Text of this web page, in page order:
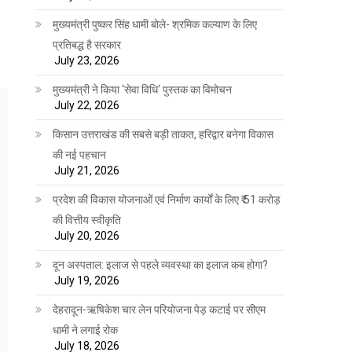
मुख्यमंत्री पुष्कर सिंह धामी बोले- श्रमिक कल्याण के लिए
प्रतिबद्ध है सरकार
July 23, 2026
मुख्यमंत्री ने किया ‘सेवा विधि‘ पुस्तक का विमोचन
July 22, 2026
किसान उत्तराखंड की सबसे बड़ी ताकत, हरिद्वार बनेगा विकास
की नई पहचान
July 21, 2026
प्रदेश की विकास योजनाओं एवं निर्माण कार्यों के लिए ₹ 51 करोड़
की वित्तीय स्वीकृति
July 20, 2026
दून अस्पताल: इलाज से पहले व्यवस्था का इलाज कब होगा?
July 19, 2026
देहरादून-ऋषिकेश चार लेन परियोजना पेड़ कटाई पर सीएम
धामी ने लगाई रोक
July 18, 2026